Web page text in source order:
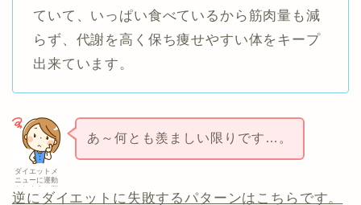
ていて、いっぱい食べているから筋肉量も減
らず、代謝を高く保ち痩せやすい体をキープ
出来ています。
ダイエットメ
ニューに運動
をしようか悩
む女性
あ～何とも羨ましい限りです…。
逆にダイエットに失敗するパターンはこちらです。